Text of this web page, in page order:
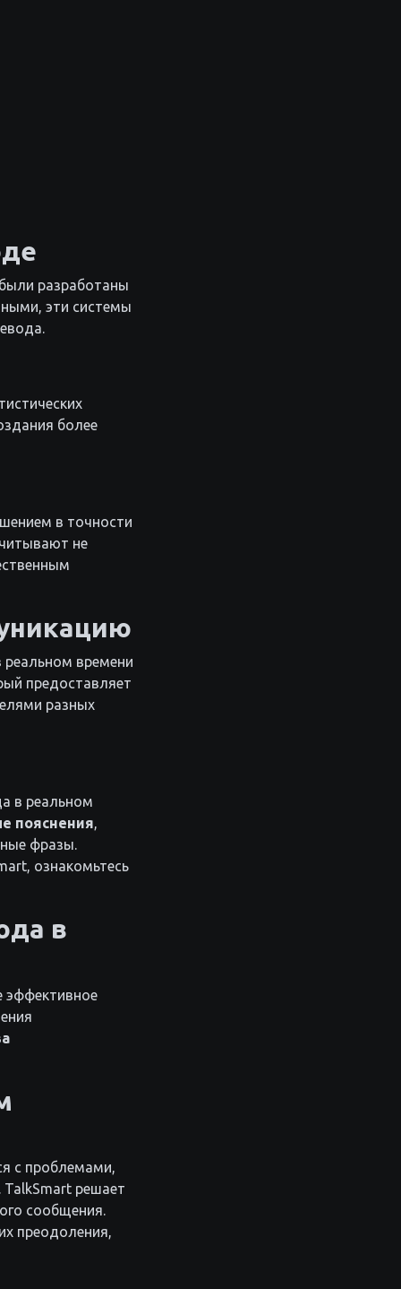
разработаны
эти системы
более
в точности
не
реальном времени
предоставляет
разных
в реальном
пояснения,
фразы.
ознакомьтесь
в
эффективное
с проблемами,
TalkSmart решает
сообщения.
преодоления,